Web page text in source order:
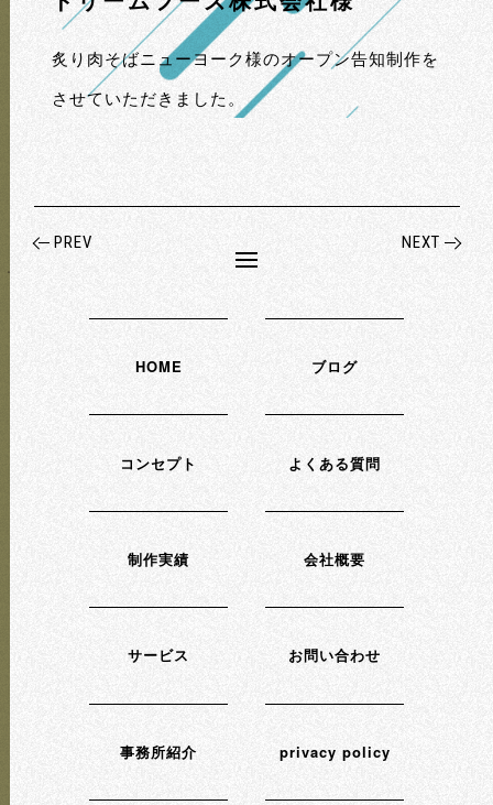
炙り肉そばニューヨーク様のオープン告知制作を
させていただきました。
PREV NEXT
HOME
コンセプト
制作実績
サービス
事務所紹介
ブログ
よくある質問
会社概要
お問い合わせ
privacy policy